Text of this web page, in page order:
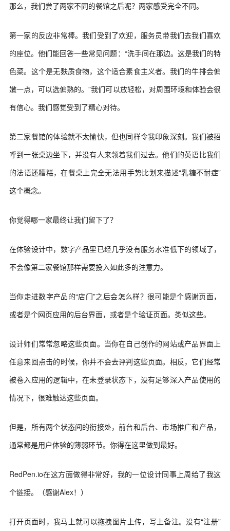
那么，我们尝了两家不同的餐馆之后呢？两家感受完全不同。
第一家的反应非常棒。我们受到了欢迎，服务员带我们去我们喜欢
的座位。他们能回答一些常见问题：“洗手间在那边。这是我们的特
色菜。这个是无麸质食物，这个适合素食主义者。我们的牛排会偏
嫩一点，可以选偏熟的。”我们可以放轻松，对周围环境和体验会很
有信心。我们感觉受到了精心对待。
第二家餐馆的体验就不太愉快，但也同样令我印象深刻。我们被招
呼到一张桌边坐下，并没有人来领着我们过去。他们的英语比我们
的法语还糟糕，在餐桌上完全无法用手势比划来描述“乳糖不耐症”
这个概念。
你觉得哪一家最终让我们留下了？
在体验设计中，数字产品里已经几乎没有服务水准低下的领域了，
不会像第二家餐馆那样需要投入如此多的注意力。
当你走进数字产品的“店门”之后会怎么样？很可能是个感谢页面，
或者是个网页应用的后台界面，或者是个验证页面。类似这些。
设计师们常常忽略这些页面。当你在自己创作的网站或产品界面上
任意来回点击的时候，你并不会去评判这些页面。相反，它们经常
被卷入应用的逻辑中，在未登录状态下，没有足够深入产品使用的
情况下，很难触达这些页面。
但是，所有两个状态间的衔接处，前台和后台、市场推广和产品，
通常都是用户体验的薄弱环节。你得在这里做到最好。
RedPen.io在这方面做得非常好，我的一位设计同事上周给了我这
个链接。（感谢Alex！）
打开页面时，我马上就可以拖拽图片上传，写上备注。没有“注册”